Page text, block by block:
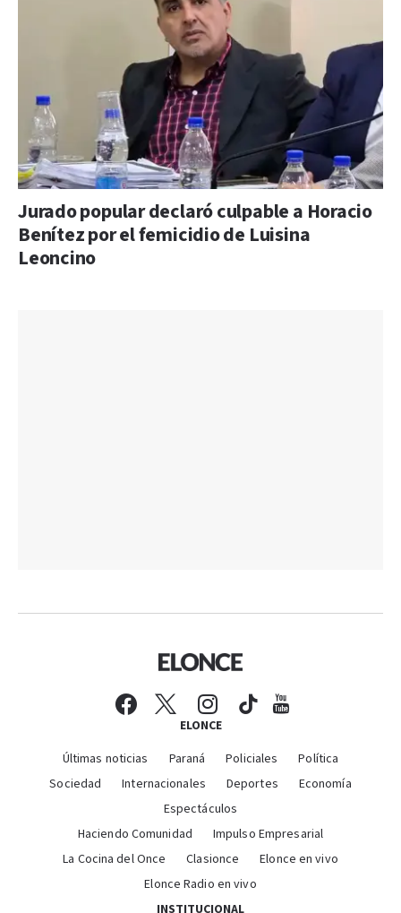
Jurado popular declaró culpable a Horacio
Benítez por el femicidio de Luisina
Leoncino
ELONCE
Últimas noticias Paraná Policiales
Política
Sociedad
Internacionales Deportes
Economía
Espectáculos
Haciendo Comunidad
Impulso Empresarial
La Cocina del Once
Clasionce
Elonce en vivo
Elonce Radio en vivo
INSTITUCIONAL